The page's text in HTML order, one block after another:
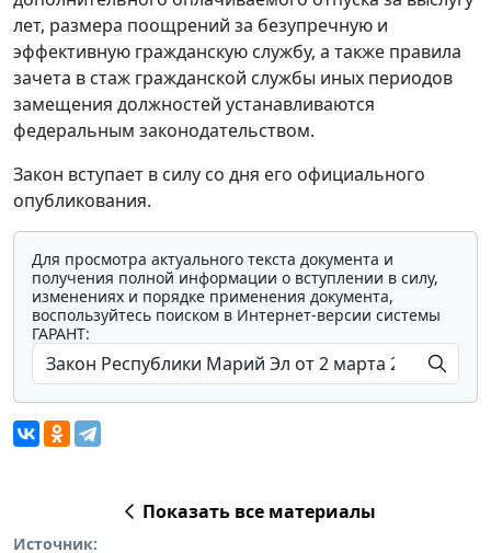
лет, размера поощрений за безупречную и
эффективную гражданскую службу, а также правила
зачета в стаж гражданской службы иных периодов
замещения должностей устанавливаются
федеральным законодательством.
Закон вступает в силу со дня его официального
опубликования.
Для просмотра актуального текста документа и
получения полной информации о вступлении в силу,
изменениях и порядке применения документа,
воспользуйтесь поиском в Интернет-версии системы
ГАРАНТ:
Показать все материалы
Источник: